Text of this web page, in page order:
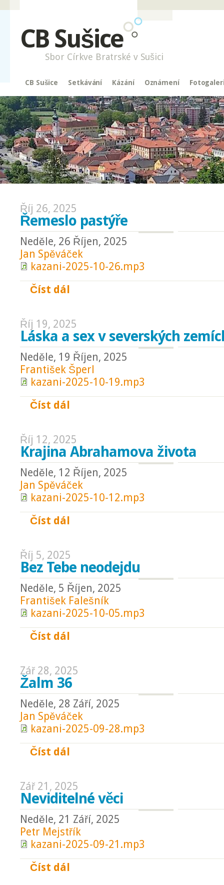
CB Sušice
Sbor Církve Bratrské v Sušici
CB Sušice Setkávání Kázání Oznámení
Říj 26, 2025
Řemeslo pastýře
Neděle, 26 Říjen, 2025
Jan Spěváček
kazani-2025-10-26.mp3
Číst dál
Říj 19, 2025
Láska a sex v severských
Neděle, 19 Říjen, 2025
František Šperl
kazani-2025-10-19.mp3
Číst dál
Říj 12, 2025
Krajina Abrahamova života
Neděle, 12 Říjen, 2025
Jan Spěváček
kazani-2025-10-12.mp3
Číst dál
Říj 5, 2025
Bez Tebe neodejdu
Neděle, 5 Říjen, 2025
František Falešník
kazani-2025-10-05.mp3
Číst dál
Zář 28, 2025
Žalm 36
Neděle, 28 Září, 2025
Jan Spěváček
kazani-2025-09-28.mp3
Číst dál
Zář 21, 2025
Neviditelné věci
Neděle, 21 Září, 2025
Petr Mejstřík
kazani-2025-09-21.mp3
Číst dál